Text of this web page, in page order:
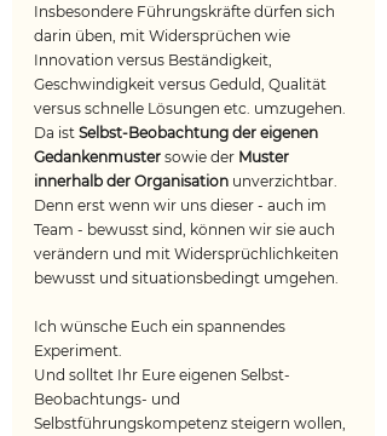
Insbesondere Führungskräfte dürfen sich
darin üben, mit Widersprüchen wie
Innovation versus Beständigkeit,
Geschwindigkeit versus Geduld, Qualität
versus schnelle Lösungen etc. umzugehen.
Da ist Selbst-Beobachtung der eigenen
Gedankenmuster sowie der Muster
innerhalb der Organisation unverzichtbar.
Denn erst wenn wir uns dieser - auch im
Team - bewusst sind, können wir sie auch
verändern und mit Widersprüchlichkeiten
bewusst und situationsbedingt umgehen.
Ich wünsche Euch ein spannendes
Experiment.
Und solltet Ihr Eure eigenen Selbst-
Beobachtungs- und
Selbstführungskompetenz steigern wollen,